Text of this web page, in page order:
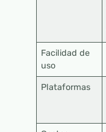
Facilidad de
uso
Plataformas